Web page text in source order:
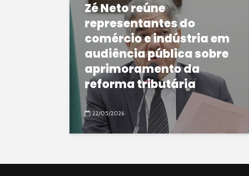
Zé Neto reúne
representantes do
comércio e indústria em
audiência pública sobre
aprimoramento da
reforma tributária
22/05/2026